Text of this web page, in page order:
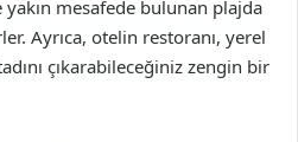
mesafede bulunan plajda
Ayrıca, otelin restoranı, yerel
çıkarabileceğiniz zengin bir